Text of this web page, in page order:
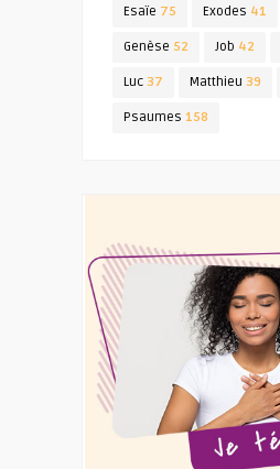
Esaïe 75 Exodes 41
Genèse 52 Job 42
Luc 37 Matthieu 39
Psaumes 158